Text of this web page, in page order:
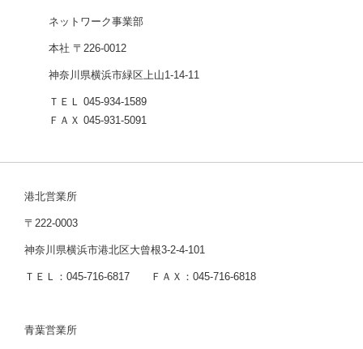
ネットワーク事業部
本社 〒226-0012
神奈川県横浜市緑区上山1-14-11
ＴＥＬ 045-934-1589
ＦＡＸ 045-931-5091
港北営業所
〒222-0003
神奈川県横浜市港北区大曾根3-2-4-101
ＴＥＬ：045-716-6817 ＦＡＸ：045-716-6818
青葉営業所